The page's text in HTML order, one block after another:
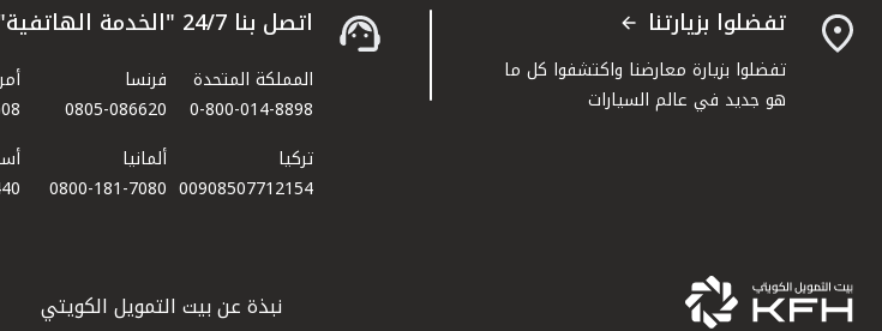
تفضلوا بزيارتنا
تفضلوا بزيارة معارضنا واكتشفوا كل ما
هو جديد في عالم السيارات
اتصل بنا 24/7 "الخدمة الهاتفية" 1803333
المملكة المتحدة
0-800-014-8898
فرنسا
0805-086620
تركيا
00908507712154​
ألمانيا
0800-181-7080
نبذة عن بيت التمويل الكويتي